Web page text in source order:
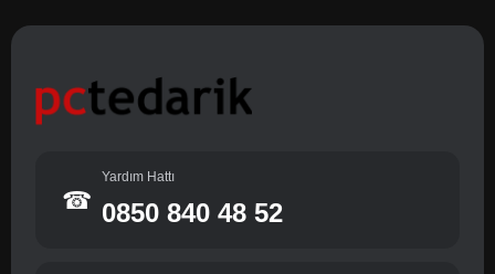
☎
Yardım Hattı
0850 840 48 52